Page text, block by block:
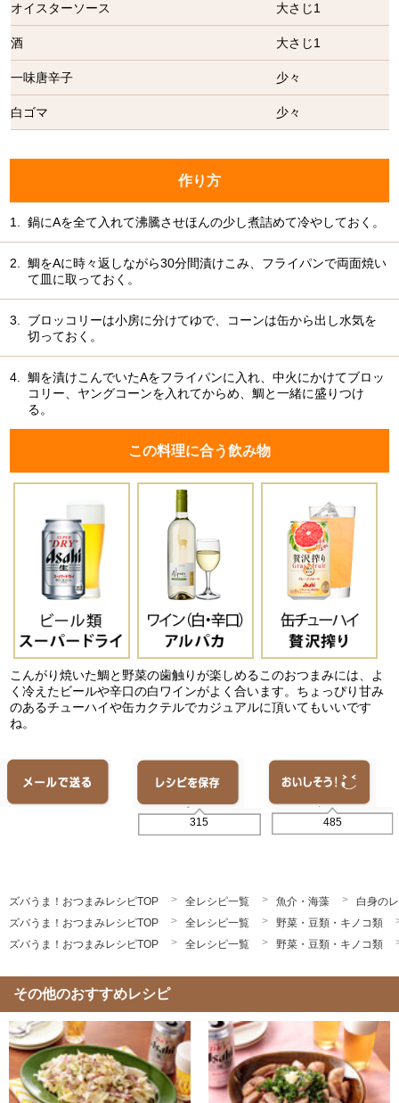
オイスターソース 大さじ1
酒 大さじ1
一味唐辛子 少々
白ゴマ 少々
作り方
1. 鍋にAを全て入れて沸騰させほんの少し煮詰めて冷やしておく。
2.
鯛をAに時々返しながら30分間漬けこみ、フライパンで両面焼い
て皿に取っておく。
3.
ブロッコリーは小房に分けてゆで、コーンは缶から出し水気を
切っておく。
4.
鯛を漬けこんでいたAをフライパンに入れ、中火にかけてブロッ
コリー、ヤングコーンを入れてからめ、鯛と一緒に盛りつけ
る。
この料理に合う飲み物
こんがり焼いた鯛と野菜の歯触りが楽しめるこのおつまみには、よ
く冷えたビールや辛口の白ワインがよく合います。ちょっぴり甘み
のあるチューハイや缶カクテルでカジュアルに頂いてもいいです
ね。
315 485
ズバうま！おつまみレシピTOP 全レシピ一覧 魚介・海藻
白身の
ズバうま！おつまみレシピTOP
全レシピ一覧
野菜・豆類・キノコ類
ズバうま！おつまみレシピTOP
全レシピ一覧 野菜・豆類・キノコ類
その他のおすすめレシピ